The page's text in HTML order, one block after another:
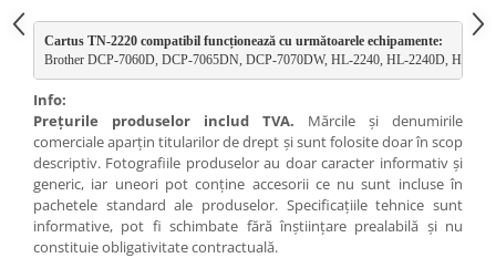
Cartus TN-2220 compatibil funcționează cu următoarele echipamente:
Brother DCP-7060D, DCP-7065DN, DCP-7070DW, HL-2240, HL-2240D, HL-
Info:
Preţurile produselor includ TVA. Mărcile şi denumirile
comerciale aparţin titularilor de drept şi sunt folosite doar în scop
descriptiv. Fotografiile produselor au doar caracter informativ şi
generic, iar uneori pot conţine accesorii ce nu sunt incluse în
pachetele standard ale produselor. Specificaţiile tehnice sunt
informative, pot fi schimbate fără înştiinţare prealabilă şi nu
constituie obligativitate contractuală.